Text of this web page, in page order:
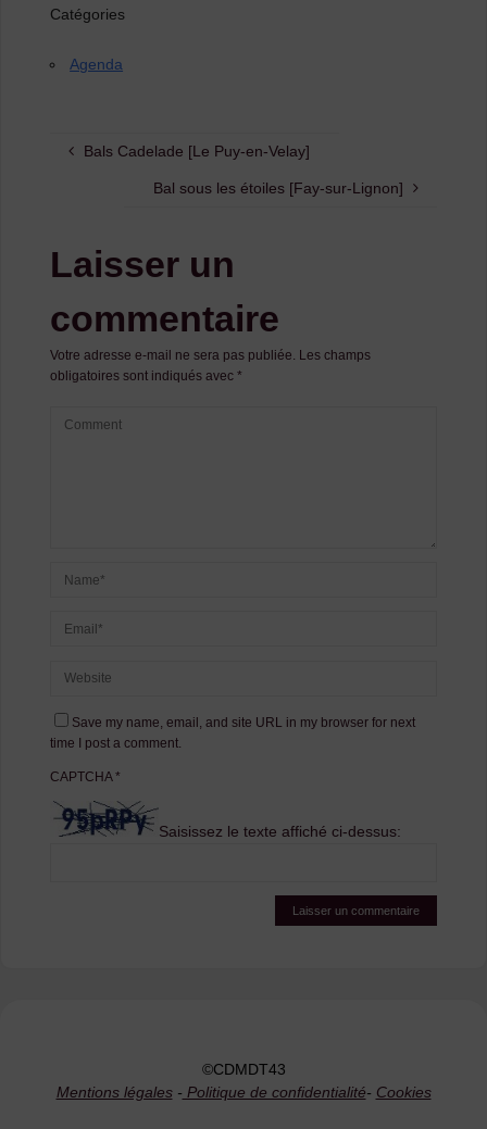
Catégories
Agenda
Bals Cadelade [Le Puy-en-Velay]
Bal sous les étoiles [Fay-sur-Lignon]
Laisser un
commentaire
Votre adresse e-mail ne sera pas publiée. Les champs
obligatoires sont indiqués avec *
Save my name, email, and site URL in my browser for next
time I post a comment.
CAPTCHA*
Saisissez le texte affiché ci-dessus:
©CDMDT43
Mentions légales- Politique de confidentialité- Cookies